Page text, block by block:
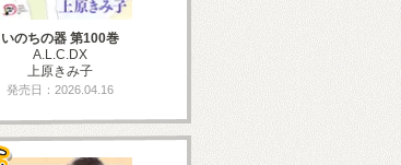
いのちの器 第100巻
A.L.C.DX
上原きみ子
発売日：2026.04.16